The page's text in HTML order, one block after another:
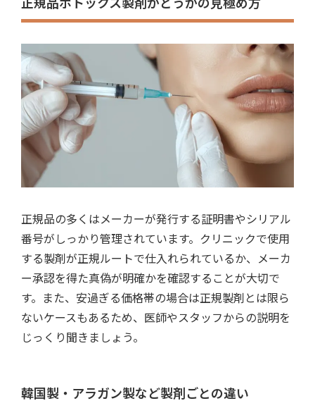
正規品の多くはメーカーが発行する証明書やシリアル
番号がしっかり管理されています。クリニックで使用
する製剤が正規ルートで仕入れられているか、メーカ
ー承認を得た真偽が明確かを確認することが大切で
す。また、安過ぎる価格帯の場合は正規製剤とは限ら
ないケースもあるため、医師やスタッフからの説明を
じっくり聞きましょう。
韓国製・アラガン製など製剤ごとの違い